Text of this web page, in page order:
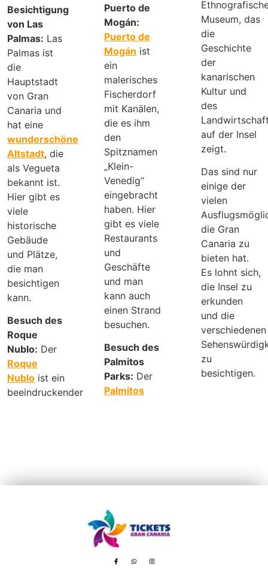
Besichtigung
von Las
Palmas: Las
Palmas ist
die
Hauptstadt
von Gran
Canaria und
hat eine
wunderschöne
Altstadt, die
als Vegueta
bekannt ist.
Hier gibt es
viele
historische
Gebäude
und Plätze,
die man
besichtigen
kann.
Besuch des
Roque
Nublo: Der
Roque
Nublo ist ein
beeindruckender
Puerto de
Mogán:
Puerto de
Mogán ist
ein
malerisches
Fischerdorf
mit Kanälen,
die es ihm
den
Spitznamen
„Klein-
Venedig“
eingebracht
haben. Hier
gibt es viele
Restaurants
und
Geschäfte
und man
kann auch
einen Strand
besuchen.
Besuch des
Palmitos
Parks: Der
Palmitos
Museum, das
die
Geschichte
der
kanarischen
Kultur und
des
auf der Insel
zeigt.
Das sind nur
einige der
vielen
die Gran
Canaria zu
bieten hat.
Es lohnt sich,
die Insel zu
erkunden
und die
verschiedenen
zu
besichtigen.